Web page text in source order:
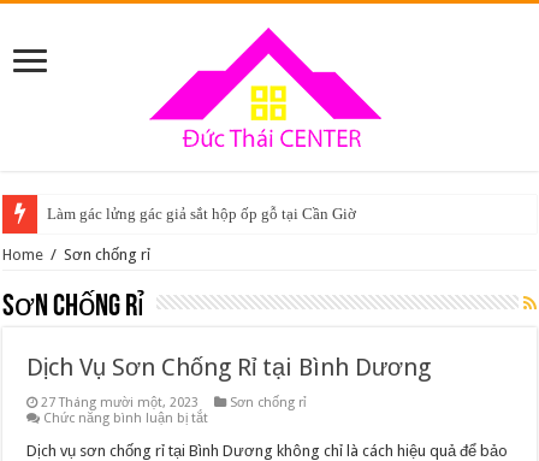
Làm gác lửng gác giả sắt hộp ốp gỗ tại Cần Giờ
Home / Sơn chống rỉ
Sơn chống rỉ
Dịch Vụ Sơn Chống Rỉ tại Bình Dương
27 Tháng mười một, 2023
Sơn chống rỉ
Chức năng bình luận bị tắtở
Vụ
Dịch vụ sơn chống rỉ tại Bình Dương không chỉ là cách hiệu quả để bảo